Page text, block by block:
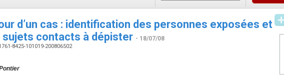
d’un cas : identification des personnes exposées et
contacts à dépister - 18/07/08
8425-101019-200806502